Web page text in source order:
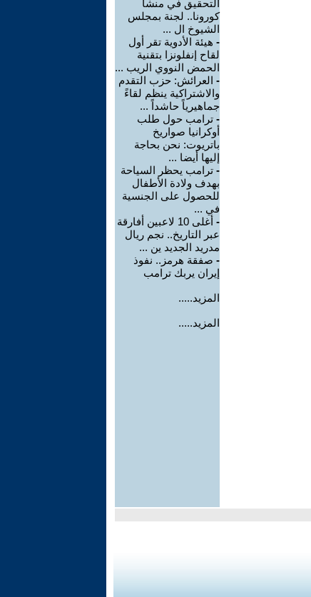
التحقيق في منشأ
كورونا.. لجنة بمجلس
الشيوخ ال ...
- هيئة الأدوية تقر أول
لقاح إنفلونزا بتقنية
الحمض النووي الريب ...
- العرائش: حزب التقدم
والاشتراكية ينظم لقاءً
جماهيرياً حاشداً ...
- ترامب حول طلب
أوكرانيا صواريخ
باتريوت: نحن بحاجة
إليها أيضا ...
- ترامب يحظر السياحة
بهدف ولادة الأطفال
للحصول على الجنسية
في ...
-
أغلى 10 لاعبين أفارقة
عبر التاريخ.. نجم ريال
مدريد الجديد ين ...
- صفقة هرمز.. نفوذ
إيران يربك ترامب
المزيد.....
المزيد.....